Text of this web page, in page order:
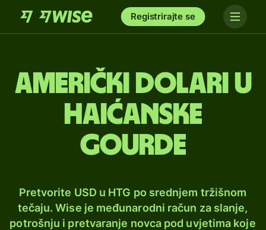
Registrirajte se
Američki dolari u
haićanske
gourde
Pretvorite USD u HTG po srednjem tržišnom
tečaju. Wise je međunarodni račun za slanje,
potrošnju i pretvaranje novca pod uvjetima koje